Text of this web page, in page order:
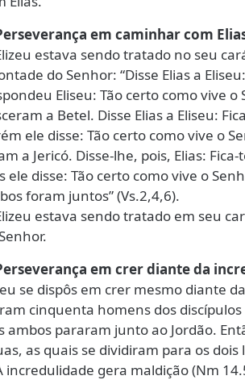
em caminhar com
estava sendo tratado no seu
do Senhor: “Disse Elias a
Eliseu: Tão certo como vive
a Betel. Disse Elias a Eliseu:
ele disse: Tão certo como vive o
a Jericó. Disse-lhe, pois, Elias:
ele disse: Tão certo como vive o
foram juntos” (Vs.2,4,6).
estava sendo tratado em seu
em crer diante da
se dispôs em crer mesmo diante
cinquenta homens dos
ambos pararam junto ao Jordão.
as quais se dividiram para os
incredulidade gera maldição (Nm